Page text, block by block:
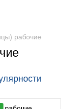
рабочие